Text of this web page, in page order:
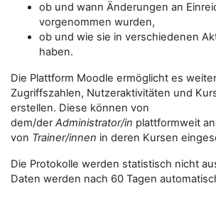
ob und wann Änderungen an
vorgenommen wurden,
ob und wie sie in verschiedenen
haben.
Die Plattform Moodle ermöglicht es
Zugriffszahlen, Nutzeraktivitäten und
erstellen. Diese können von
dem/derAdministrator/in plattformweit
von Trainer/innen in deren Kursen
Die Protokolle werden statistisch nicht
Daten werden nach 60 Tagen